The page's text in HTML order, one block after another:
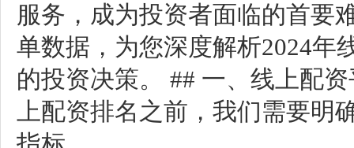
服务，成为投资者面临的首要
单数据，为您深度解析2024年
的投资决策。 ## 一、线上配
上配资排名之前，我们需要明